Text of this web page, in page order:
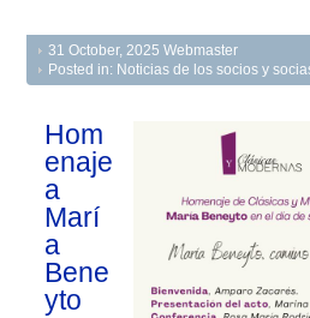
31 October, 2025 Webmaster
Posted in: Noticias de los socios y
Hom
enaje
a
Marí
a
Bene
yto